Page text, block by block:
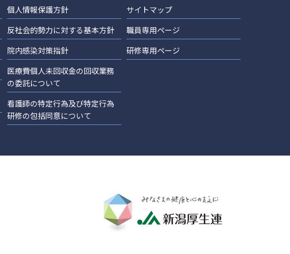
個人情報保護方針
反社会的勢力に対する基本方針
院内感染対策指針
医療費個人未回収金の回収業務
の委託について
看護師の特定行為及び特定行為
研修の包括同意について
サイトマップ
職員専用ページ
研修専用ページ